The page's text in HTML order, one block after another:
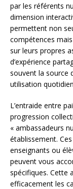
par les référents
dimension
permettent non
compétences mais
sur leurs propres
d’expérience
souvent la source
utilisation
L’entraide entre
progression
« ambassadeurs
établissement.
enseignants ou
peuvent vous
spécifiques. Cette
efficacement les